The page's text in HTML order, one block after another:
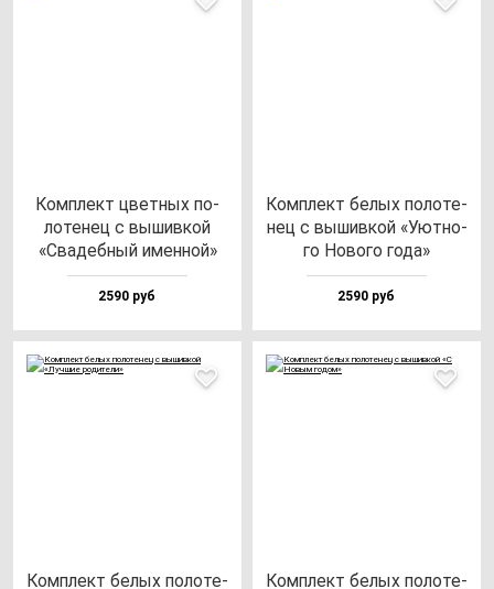
Ком­плект цвет­ных по­
ло­те­нец с вы­шив­кой
«Сва­деб­ный имен­ной»
2590 руб
Ком­плект бе­лых по­ло­те­
нец с вы­шив­кой «Уют­но­
го Ново­го го­да»
2590 руб
Ком­плект бе­лых по­ло­те­ Ком­плект бе­лых по­ло­те­